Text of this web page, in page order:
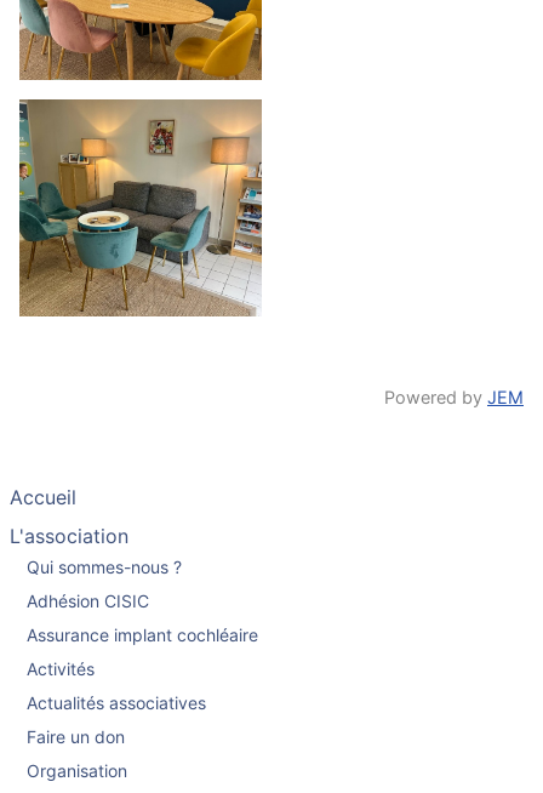
Powered by JEM
Accueil
L'association
Qui sommes-nous ?
Adhésion CISIC
Assurance implant cochléaire
Activités
Actualités associatives
Faire un don
Organisation